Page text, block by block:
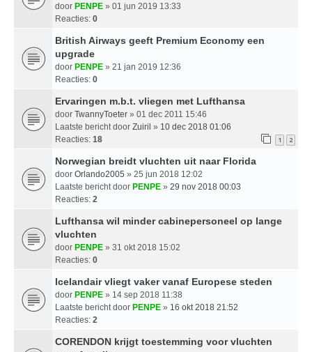
door PENPE » 01 jun 2019 13:33
Reacties: 0
British Airways geeft Premium Economy een
upgrade
door PENPE » 21 jan 2019 12:36
Reacties: 0
Ervaringen m.b.t. vliegen met Lufthansa
door TwannyToeter » 01 dec 2011 15:46
Laatste bericht door Zuiril » 10 dec 2018 01:06
Reacties: 18 1 2
Norwegian breidt vluchten uit naar Florida
door Orlando2005 » 25 jun 2018 12:02
Laatste bericht door PENPE » 29 nov 2018 00:03
Reacties: 2
Lufthansa wil minder cabinepersoneel op lange
vluchten
door PENPE » 31 okt 2018 15:02
Reacties: 0
Icelandair vliegt vaker vanaf Europese steden
door PENPE » 14 sep 2018 11:38
Laatste bericht door PENPE » 16 okt 2018 21:52
Reacties: 2
CORENDON krijgt toestemming voor vluchten